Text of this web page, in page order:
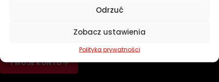
Odrzuć
Zobacz ustawienia
Polityka prywatności
użytkownicy mogą liczyć na zmniejszenie kosztów
układów przeniesienia napędu.
Zastosowanie Allison TES-295
Norma Allison TES-295 znajduje szerokie zastosowanie w
TWOJE KONTO